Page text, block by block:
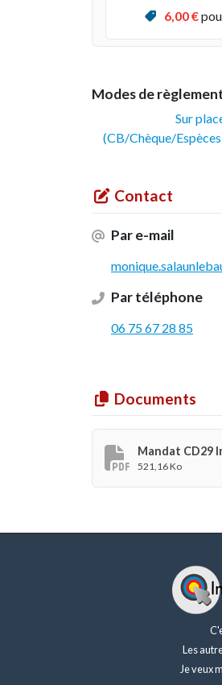
6,00 €
Modes de
Sur
(CB/Chèque/
Contact
Par e-mail
Par téléphone
06 75 67 28 85
Documents
Mandat CD29
521,16 Ko
Les
Je veux